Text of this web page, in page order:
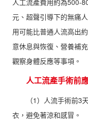
人工流產費用約為500-
元、超聲引導下的無痛
用可能比普通人流高出
意休息與恢復、營養補
觀察身體反應等事項。
人工流產手術前
（1）人流手術前3
衣，避免著涼和感冒。